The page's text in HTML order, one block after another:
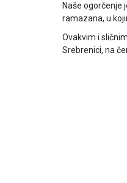
Naše ogorčenje
ramazana, u
Ovakvim i
Srebrenici, na